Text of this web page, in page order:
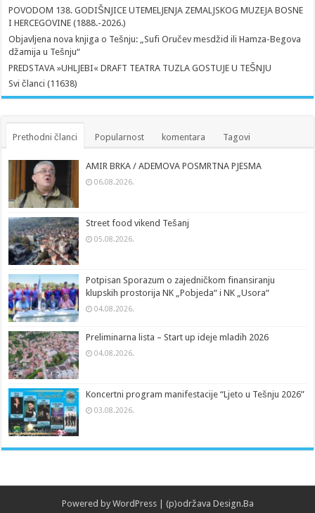
POVODOM 138. GODIŠNJICE UTEMELJENJA ZEMALJSKOG MUZEJA BOSNE
I HERCEGOVINE (1888.-2026.)
Objavljena nova knjiga o Tešnju: „Sufi Oručev mesdžid ili Hamza-Begova
džamija u Tešnju“
PREDSTAVA »UHLJEBI« DRAFT TEATRA TUZLA GOSTUJE U TEŠNJU
Svi članci (11638)
Prethodni članci Popularnost komentara Tagovi
AMIR BRKA / ADEMOVA POSMRTNA PJESMA
06.08.2026.
Street food vikend Tešanj
05.08.2026.
Potpisan Sporazum o zajedničkom finansiranju
klupskih prostorija NK „Pobjeda“ i NK „Usora“
04.08.2026.
Preliminarna lista – Start up ideje mladih 2026
04.08.2026.
Koncertni program manifestacije “Ljeto u Tešnju 2026”
03.08.2026.
Powered by WordPress| (p)održava Design.Ba